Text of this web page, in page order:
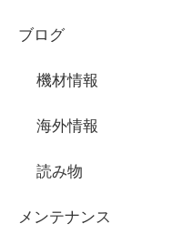
ブログ
機材情報
海外情報
読み物
メンテナンス